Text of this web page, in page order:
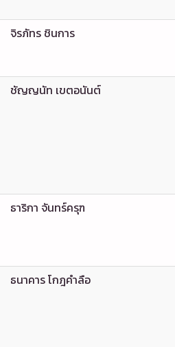
จิรภัทร ชินการ
ชัญญนัท เขตอนันต์
ธาริกา จันทร์ครุฑ
ธนาคาร โกฎคำลือ